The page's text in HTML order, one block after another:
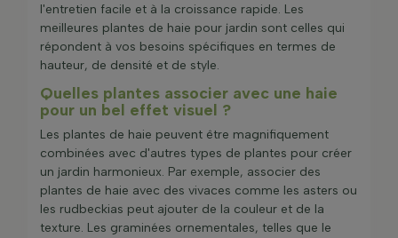
l'entretien facile et à la croissance rapide. Les
meilleures plantes de haie pour jardin sont celles qui
répondent à vos besoins spécifiques en termes de
hauteur, de densité et de style.
Quelles plantes associer avec une haie
pour un bel effet visuel ?
Les plantes de haie peuvent être magnifiquement
combinées avec d'autres types de plantes pour créer
un jardin harmonieux. Par exemple, associer des
plantes de haie avec des vivaces comme les asters ou
les rudbeckias peut ajouter de la couleur et de la
texture. Les graminées ornementales, telles que le